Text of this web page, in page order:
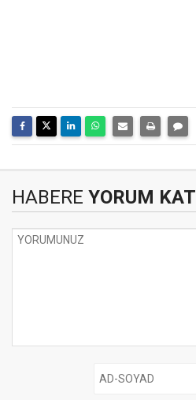
HABERE YORUM KAT